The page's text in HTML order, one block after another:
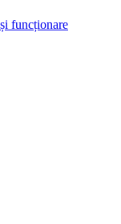
funcționare